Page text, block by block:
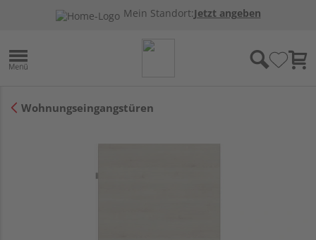
Mein Standort:Jetzt angeben
Wohnungseingangstüren